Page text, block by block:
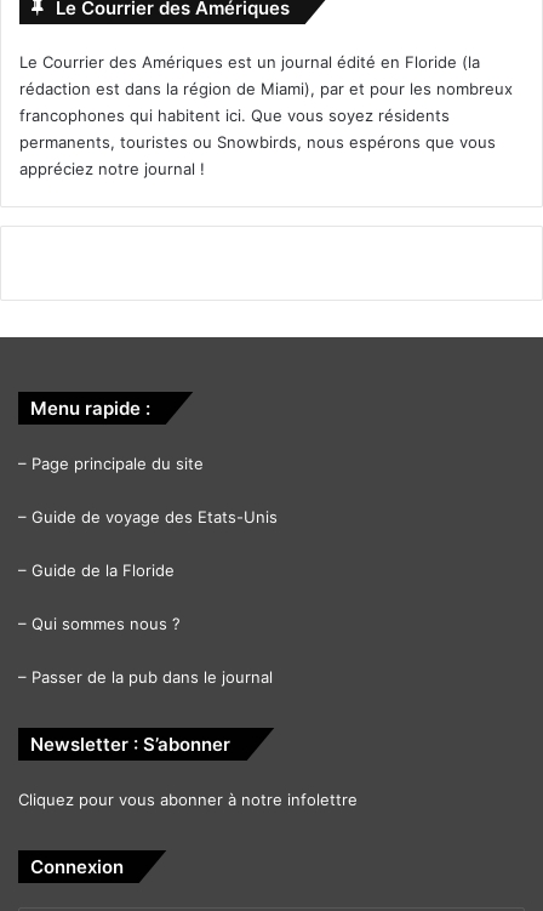
Le Courrier des Amériques
Le Courrier des Amériques est un journal édité en Floride (la
rédaction est dans la région de Miami), par et pour les nombreux
francophones qui habitent ici. Que vous soyez résidents
permanents, touristes ou Snowbirds, nous espérons que vous
appréciez notre journal !
Menu rapide :
– Page principale du site
– Guide de voyage des Etats-Unis
– Guide de la Floride
– Qui sommes nous ?
– Passer de la pub dans le journal
Newsletter : S’abonner
Cliquez pour vous abonner à notre infolettre
Connexion